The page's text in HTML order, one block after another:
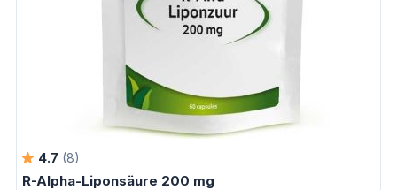
4.7 (8)
R-Alpha-Liponsäure 200 mg